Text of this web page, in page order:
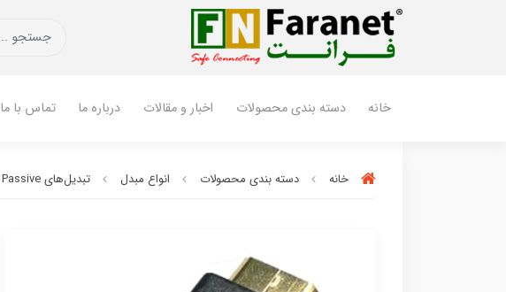
خانه دسته بندی محصولات اخبار و مقالات درباره ما تماس با ما
خانه دسته بندی محصولات انواع مبدل تبدیل‌های Passive